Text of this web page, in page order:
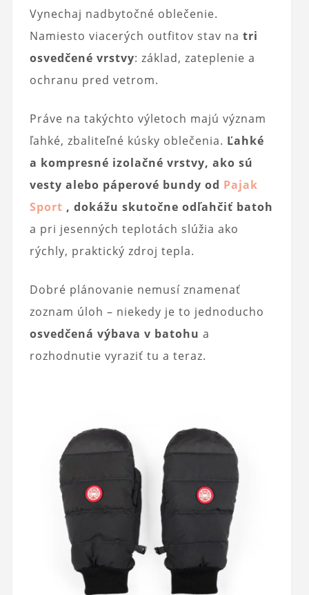
Vynechaj nadbytočné oblečenie.
Namiesto viacerých outfitov stav na tri
osvedčené vrstvy: základ, zateplenie a
ochranu pred vetrom.
Práve na takýchto výletoch majú význam
ľahké, zbaliteľné kúsky oblečenia. Ľahké
a kompresné izolačné vrstvy, ako sú
vesty alebo páperové bundy od Pajak
Sport , dokážu skutočne odľahčiť batoh
a pri jesenných teplotách slúžia ako
rýchly, praktický zdroj tepla.
Dobré plánovanie nemusí znamenať
zoznam úloh – niekedy je to jednoducho
osvedčená výbava v batohu a
rozhodnutie vyraziť tu a teraz.